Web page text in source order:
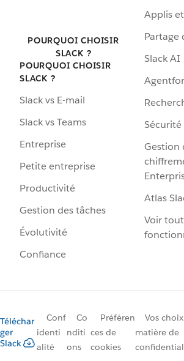
POURQUOI CHOISIR
SLACK ?
POURQUOI CHOISIR
SLACK ?
Slack vs E-mail
Slack vs Teams
Entreprise
Petite entreprise
Productivité
Gestion des tâches
Évolutivité
Confiance
Applis
Partage
Slack AI
Sécurité
Gestion
Atlas
Voir
Téléchar
ger
Slack
Conf
identi
alité
Co
nditi
ons
Préféren
ces de
cookies
Vos
matière de